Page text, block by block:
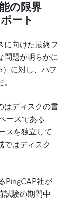
の限界
ート
に向けた最終フ
問題が明らかに
）に対し、パフ
はディスクの書
ースである
スを独立して
ではディスク
PingCAP社が
試験の期間中